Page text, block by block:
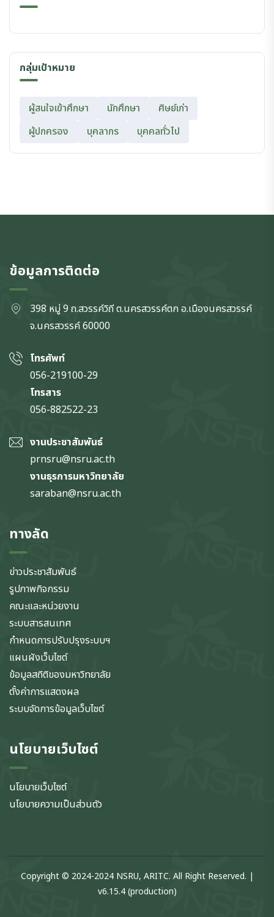
กลุ่มเป้าหมาย
ผู้สนใจเข้าศึกษา นักศึกษา
ศิษย์เก่า
ผู้ปกครอง
บุคลากร บุคคลทั่วไป
ข้อมูลการติดต่อ
398 หมู่ 9 ถ.สวรรค์วิถี ต.นครสวรรค์ตก อ.เมืองนครสวรรค์
จ.นครสวรรค์60000
โทรศัพท์
056-219100-29
โทรสาร
056-882522-23
งานประชาสัมพันธ์
prnsru@nsru.ac.th
งานธุรการมหาวิทยาลัย
saraban@nsru.ac.th
ทางลัด
ข่าวประชาสัมพันธ์
รูปภาพกิจกรรม
คณะและหน่วยงาน
ระบบสารสนเทศ
กำหนดการปรับปรุงระบบฯ
แผนผังเว็บไซต์
ข้อมูลสถิติของมหาวิทยาลัย
ตั้งค่าการแสดงผล
ระบบจัดการข้อมูลเว็บไซต์
นโยบายเว็บไซต์
นโยบายเว็บไซต์
นโยบายความเป็นส่วนตัว
Copyright © 2024-2024 NSRU, ARITC. All Right Reserved. |
v6.15.4 (production)